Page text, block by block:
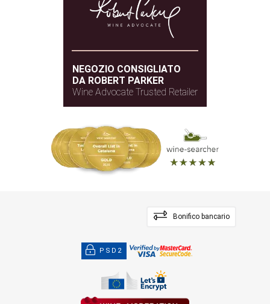
NEGOZIO CONSIGLIATO
DA ROBERT PARKER
Wine Advocate Trusted Retailer
Bonifico bancario
PSD2